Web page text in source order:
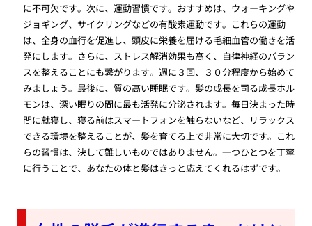
に不可欠です。次に、運動習慣です。おすすめは、ウォーキングや
ジョギング、サイクリングなどの有酸素運動です。これらの運動
は、全身の血行を促進し、頭皮に栄養を届ける毛細血管の働きを活
発にします。さらに、ストレス解消効果も高く、自律神経のバラン
スを整えることにも繋がります。週に３回、３０分程度から始めて
みましょう。最後に、質の高い睡眠です。髪の成長を司る成長ホル
モンは、深い眠りの間に最も活発に分泌されます。毎日決まった時
間に就寝し、寝る前はスマートフォンを触らないなど、リラックス
できる環境を整えることが、髪を育てる上で非常に大切です。これ
らの習慣は、決して難しいものではありません。一つひとつを丁寧
に行うことで、あなたの体と髪はきっと応えてくれるはずです。